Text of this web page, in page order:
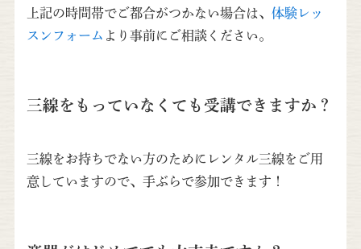
上記の時間帯でご都合がつかない場合は、 体験レッ
スンフォーム より事前にご相談ください。
三線をもっていなくても受講できますか？
三線をお持ちでない方のためにレンタル三線をご用
意していますので、手ぶらで参加できます！